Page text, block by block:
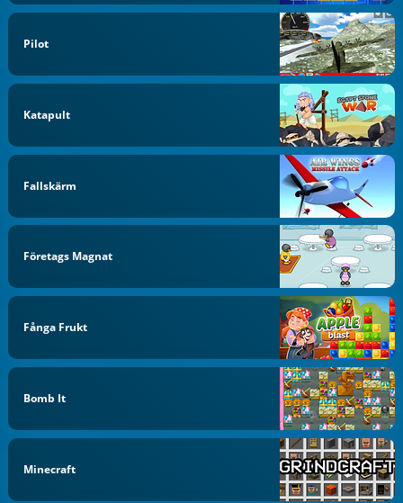
Pilot
Katapult
Fallskärm
Företags Magnat
Fånga Frukt
Bomb It
Minecraft